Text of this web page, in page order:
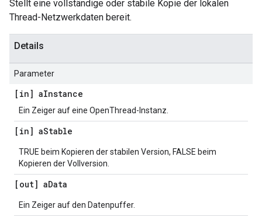
Stellt eine vollständige oder stabile Kopie der lokalen
Thread-Netzwerkdaten bereit.
Details
Parameter
[in] aInstance
Ein Zeiger auf eine OpenThread-Instanz.
[in] aStable
TRUE beim Kopieren der stabilen Version, FALSE beim
Kopieren der Vollversion.
[out] aData
Ein Zeiger auf den Datenpuffer.